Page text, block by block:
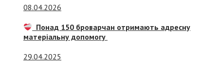
08.04.2026
Понад 150 броварчан отримають адресну
матеріальну допомогу
29.04.2025